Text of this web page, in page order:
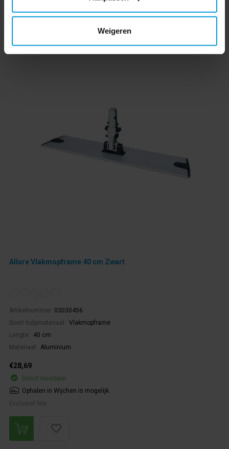
Weigeren
Allure Vlakmopframe 40 cm Zwart
Artikelnummer: 03030456
Soort hulpmateriaal:
Vlakmopframe
Lengte:
40 cm
Materiaal:
Aluminium
€28,69
Direct leverbaar
Ophalen in Wijchen is mogelijk.
Exclusief btw.